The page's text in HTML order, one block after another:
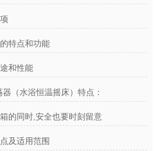
特点和功能
和性能
（水浴恒温摇床）特点：
的同时,安全也要时刻留意
及适用范围